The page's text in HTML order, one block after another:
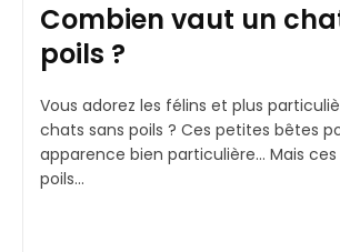
Combien vaut un
poils ?
Vous adorez les félins et plus
chats sans poils ? Ces petites bêtes
apparence bien particulière… Mais ces
poils...